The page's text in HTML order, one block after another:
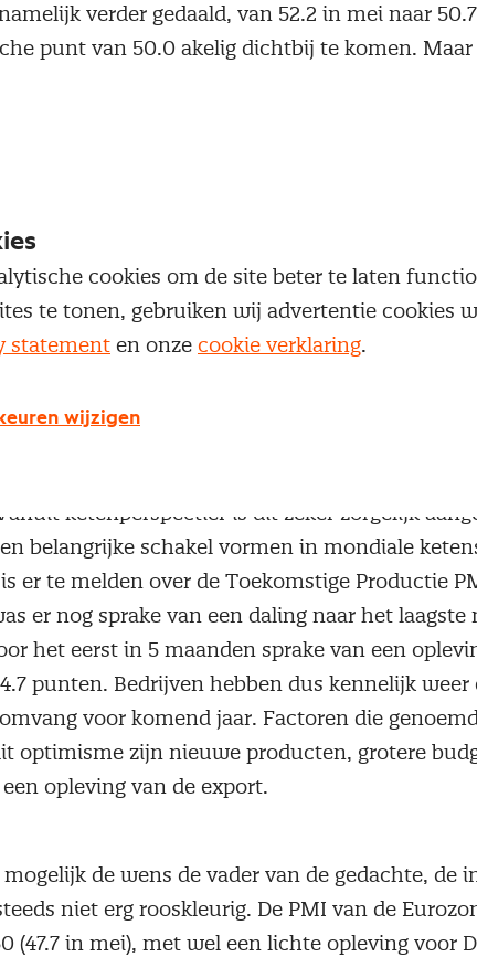
verder gedaald, van 52.2 in mei naar
punt van 50.0 akelig dichtbij te komen. Maar
is dat het aantal nieuwe orders voor het eerst in
een stijging in de sub-sector
aantal nieuwe exportorders. Bedrijven hebben
kunnen houden door het wegwerken van
is verder de grootste daling van
ketenperspectief is dit zeker zorgelijk
belangrijke schakel vormen in mondiale
er te melden over de Toekomstige Productie
er nog sprake van een daling naar het laagste
het eerst in 5 maanden sprake van een
punten. Bedrijven hebben dus kennelijk weer
voor komend jaar. Factoren die
optimisme zijn nieuwe producten, grotere
opleving van de export.
de wens de vader van de gedachte, de
niet erg rooskleurig. De PMI van de
(47.7 in mei), met wel een lichte opleving voor
cookies om de site beter te laten
te tonen, gebruiken wij advertentie cookies
statement en onze cookie verklaring.
wijzigen